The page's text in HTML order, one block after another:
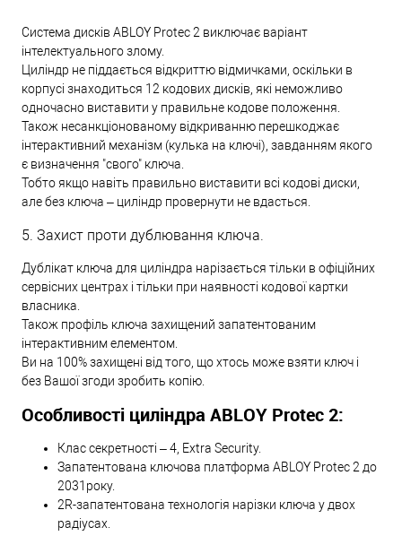
Система дисків ABLOY Protec 2 виключає варіант
інтелектуального злому.
Циліндр не піддається відкриттю відмичками, оскільки в
корпусі знаходиться 12 кодових дисків, які неможливо
одночасно виставити у правильне кодове положення.
Також несанкціонованому відкриванню перешкоджає
інтерактивний механізм (кулька на ключі), завданням якого
є визначення "свого" ключа.
Тобто якщо навіть правильно виставити всі кодові диски,
але без ключа – циліндр провернути не вдасться.
5. Захист проти дублювання ключа.
Дублікат ключа для циліндра нарізається тільки в офіційних
сервісних центрах і тільки при наявності кодової картки
власника.
Також профіль ключа захищений запатентованим
інтерактивним елементом.
Ви на 100% захищені від того, що хтось може взяти ключ і
без Вашої згоди зробить копію.
Особливості циліндра ABLOY Protec 2:
Клас секретності – 4, Extra Security.
Запатентована ключова платформа ABLOY Protec 2 до
2031року.
2R-запатентована технологія нарізки ключа у двох
радіусах.